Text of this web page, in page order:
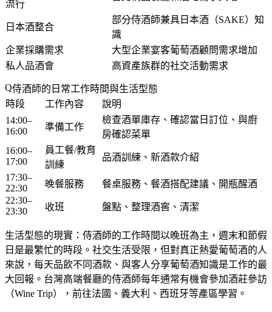
流行
日本酒整合
部分侍酒師兼具日本酒（SAKE）知
識
企業採購需求
大型企業宴客葡萄酒顧問需求增加
私人品酒會
高資產族群的社交活動需求
侍酒師的日常工作時間與生活型態
時段
工作內容
說明
14:00–
16:00
準備工作
檢查酒單庫存、確認當日訂位、與廚
房確認菜單
16:00–
17:00
員工餐/教育
訓練
品酒訓練、新酒款介紹
17:30–
22:30
晚餐服務
餐桌服務、餐酒搭配建議、開瓶醒酒
22:30–
23:30
收班 盤點、整理酒窖、清潔
生活型態的現實 ：侍酒師的工作時間以晚班為主，週末和節假
日是最繁忙的時段。社交生活受限，但對真正熱愛葡萄酒的人
來說，每天品飲不同酒款、與客人分享葡萄酒知識是工作的最
大回報。台灣高端餐廳的侍酒師每年通常有機會參加酒莊參訪
（Wine Trip），前往法國、義大利、西班牙等產區學習。